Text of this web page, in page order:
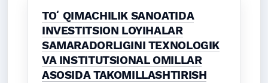
TOʻQIMACHILIK SANOATIDA
INVESTITSION LOYIHALAR
SAMARADORLIGINI TEXNOLOGIK
VA INSTITUTSIONAL OMILLAR
ASOSIDA TAKOMILLASHTIRISH